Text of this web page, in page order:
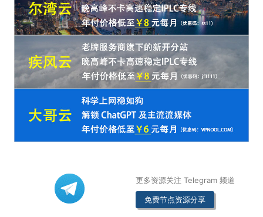
更多资源关注 Telegram 频道
免费节点资源分享